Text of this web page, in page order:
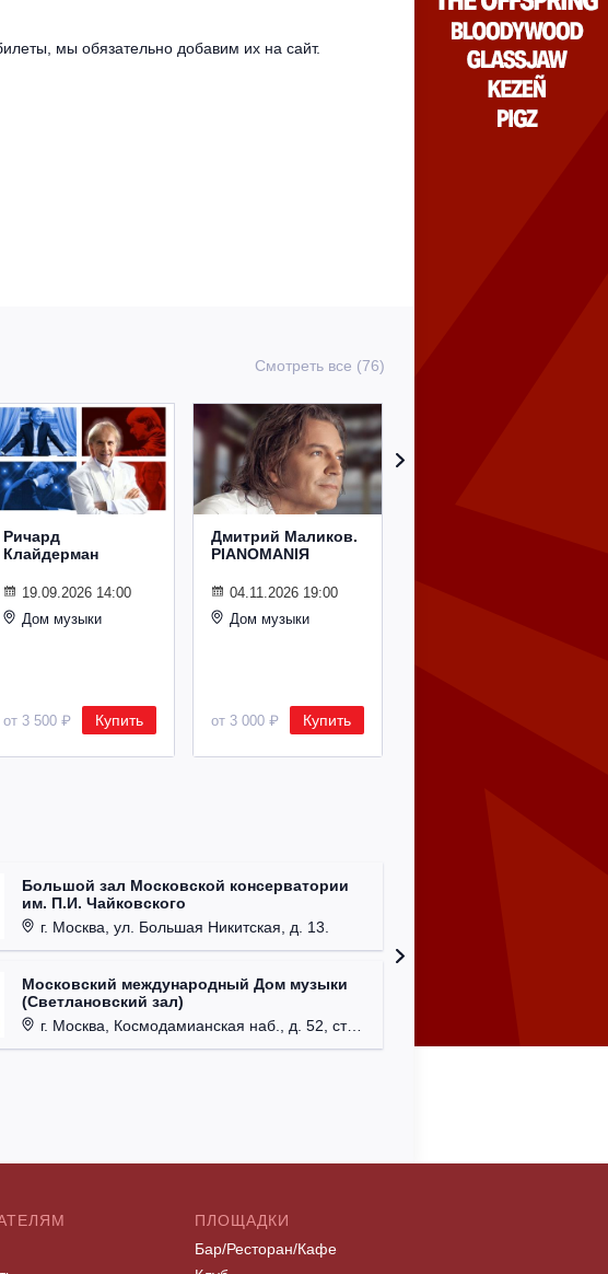
мы обязательно добавим их на сайт.
Смотреть все (76)
Ричард
Клайдерман
19.09.2026 14:00
Дом музыки
от 3 500 ₽ Купить
Дмитрий Маликов.
PIANOMANIЯ
04.11.2026 19:00
Дом музыки
от 3 000 ₽ Купить
Большой зал Московской консерватории
им. П.И. Чайковского
г. Москва, ул. Большая Никитская, д. 13.
Московский международный Дом музыки
(Светлановский зал)
г. Москва, Космодамианская наб., д. 52, стр. 8.
ПЛОЩАДКИ
Бар/Ресторан/Кафе